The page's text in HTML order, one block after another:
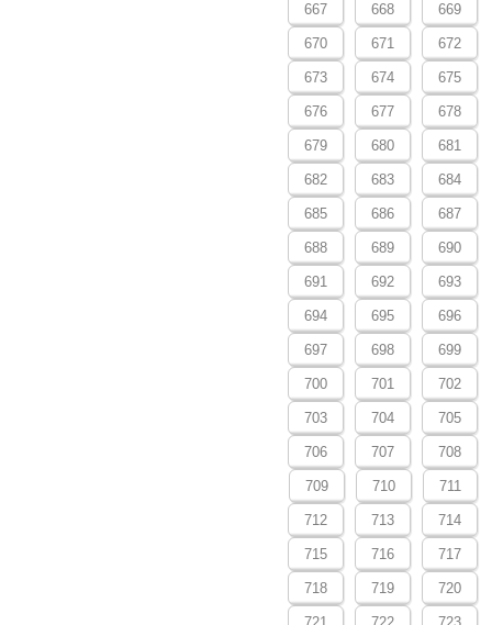
667 668 669
670 671 672
673 674 675
676 677 678
679 680 681
682 683 684
685 686 687
688 689 690
691 692 693
694 695 696
697 698 699
700 701 702
703 704 705
706 707 708
709 710 711
712 713 714
715 716 717
718 719 720